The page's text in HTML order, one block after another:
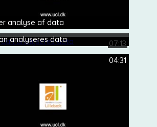
analyse af data
07:13
analyseres data
04:31